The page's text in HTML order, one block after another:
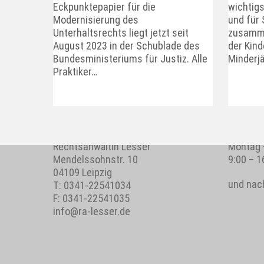
Eckpunktepapier für die
Modernisierung des
Unterhaltsrechts liegt jetzt seit
August 2023 in der Schublade des
Bundesministeriums für Justiz. Alle
Praktiker…
und für
der
Rechtsanwältin Lesser
Mendelssohnstr. 10
04109 Leipzig
T: 0341-22541034
F: 0341-22541035
info@ra-lesser.de
Montag
9:00 –
und